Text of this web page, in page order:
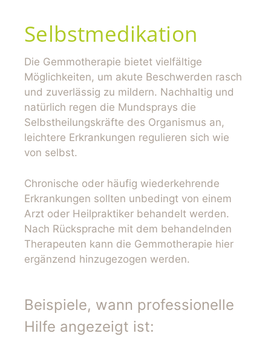
Selbstmedikation
Die Gemmotherapie bietet vielfältige
Möglichkeiten, um akute Beschwerden rasch
und zuverlässig zu mildern. Nachhaltig und
natürlich regen die Mundsprays die
Selbstheilungskräfte des Organismus an,
leichtere Erkrankungen regulieren sich wie
von selbst.
Chronische oder häufig wiederkehrende
Erkrankungen sollten unbedingt von einem
Arzt oder Heilpraktiker behandelt werden.
Nach Rücksprache mit dem behandelnden
Therapeuten kann die Gemmotherapie hier
ergänzend hinzugezogen werden.
Beispiele, wann professionelle
Hilfe angezeigt ist: